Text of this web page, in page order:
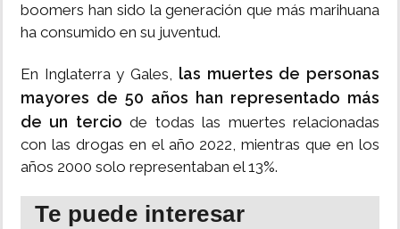
boomers han sido la generación que más marihuana
ha consumido en su juventud.
En Inglaterra y Gales, las muertes de personas
mayores de 50 años han representado más
de un tercio de todas las muertes relacionadas
con las drogas en el año 2022, mientras que en los
años 2000 solo representaban el 13%.
Te puede interesar